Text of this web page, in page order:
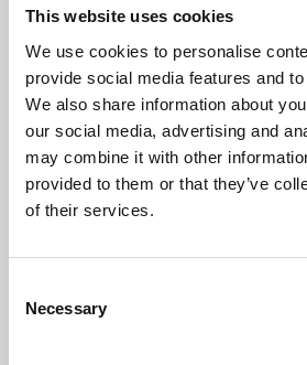
This website uses cookies
We use cookies to personalise
provide social media features and
We also share information about
our social media, advertising and
may combine it with other
provided to them or that they’ve
of their services.
Selection
Necessary
April 2024 - C
Update
Tim Kristiansen, direktør fonde,
på aktiemarkedet efter første
intelligens (AI) og
været i fokus, og markedet har
overraskende robust på trods af